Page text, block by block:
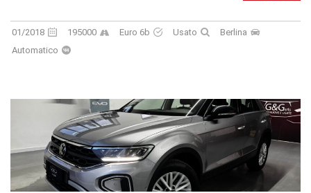
01/2018 195000 Euro 6b Usato
Berlina
Automatico